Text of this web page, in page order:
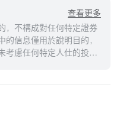
查看更多
，不構成對任何特定證券
信息僅用於說明目的，
考慮任何特定人仕的投資
性。moomoo對上述內